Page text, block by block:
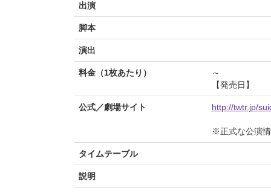
出演
脚本
演出
料金（1枚あたり）
～
【発売日】
公式／劇場サイト http://twtr.jp/
※正式な公演
タイムテーブル
説明